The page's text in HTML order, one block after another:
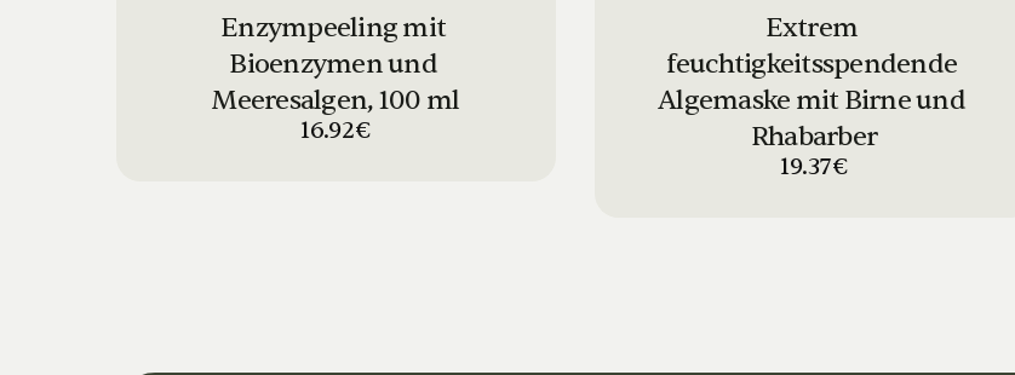
Enzympeeling mit
Bioenzymen und
Meeresalgen, 100 ml
16.92€
Extrem
feuchtigkeitsspendende
Algemaske mit Birne und
Rhabarber
19.37€